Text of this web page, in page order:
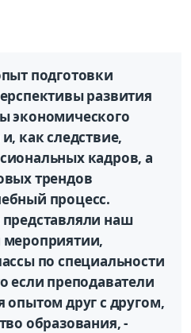
подготовки
развития
экономического
как следствие,
кадров, а
трендов
процесс.
наш
по специальности
если преподаватели
опытом друг с другом,
образования, -